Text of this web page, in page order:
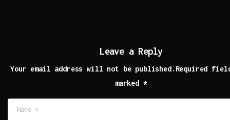
Leave a Reply
Your email address will not be published.Required
marked *